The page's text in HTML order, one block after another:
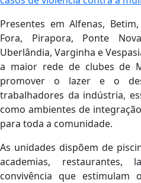
Presentes em Alfenas,
Fora, Pirapora, Ponte
Uberlândia, Varginha e
a maior rede de clubes de
promover o lazer e o
trabalhadores da indústria,
como ambientes de
para toda a comunidade.
As unidades dispõem de
academias,
convivência que